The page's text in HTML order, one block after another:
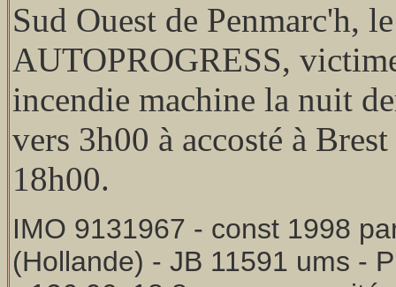
Sud Ouest de Penmarc'h,
AUTOPROGRESS,
incendie machine la nuit
vers 3h00 à accosté à Brest
18h00.
IMO 9131967 - const 1998
(Hollande) - JB 11591 ums -